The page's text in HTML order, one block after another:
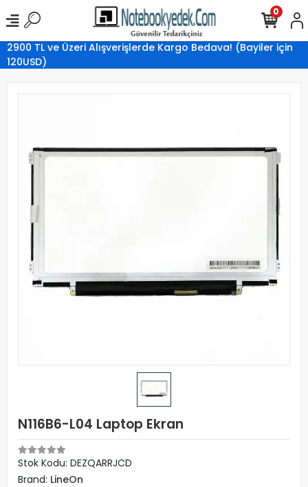
2900 TL ve Üzeri Alışverişlerde Kargo Bedava! (Bayiler için
120USD)
0
N116B6-L04 Laptop Ekran
Stok Kodu: DEZQARRJCD
Brand: LineOn